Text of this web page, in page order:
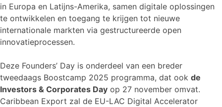
in Europa en Latijns-Amerika, samen digitale oplossingen
te ontwikkelen en toegang te krijgen tot nieuwe
internationale markten via gestructureerde open
innovatieprocessen.
Deze Founders’ Day is onderdeel van een breder
tweedaags Boostcamp 2025 programma, dat ook de
Investors & Corporates Day op 27 november omvat.
Caribbean Export zal de EU-LAC Digital Accelerator